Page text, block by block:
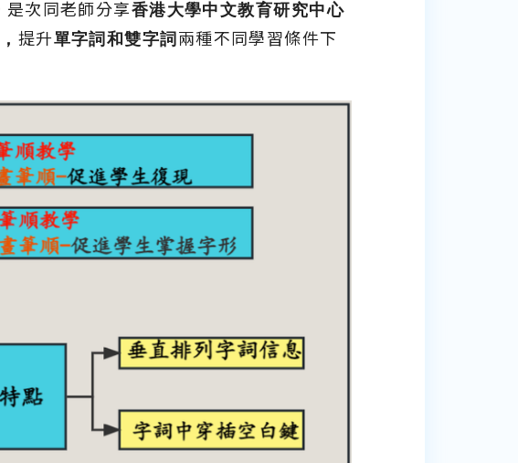
次同老師分享香港大學中文教育研究中心
提升單字詞和雙字詞 兩種不同學習條件下